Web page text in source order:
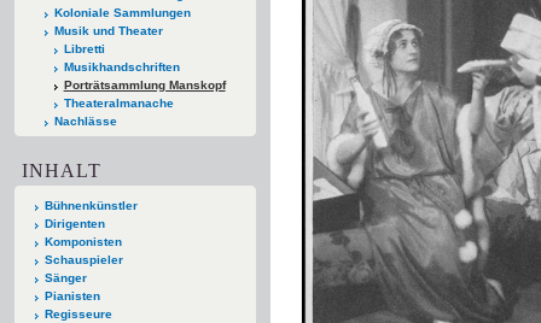
Koloniale Sammlungen
Musik und Theater
Libretti
Musikhandschriften
Porträtsammlung Manskopf
Theateralmanache
Nachlässe
INHALT
Bühnenkünstler
Dirigenten
Komponisten
Schauspieler
Sänger
Pianisten
Regisseure